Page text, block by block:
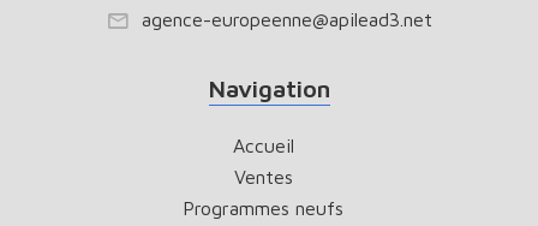
agence-europeenne@apilead3.net
Navigation
Accueil
Ventes
Programmes neufs